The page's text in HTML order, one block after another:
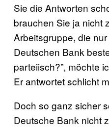
Sie die Antworten
brauchen Sie ja nicht
Arbeitsgruppe, die
Deutschen Bank
parteiisch?”, möchte
Er antwortet schlicht
Doch so ganz sicher
Deutsche Bank nicht